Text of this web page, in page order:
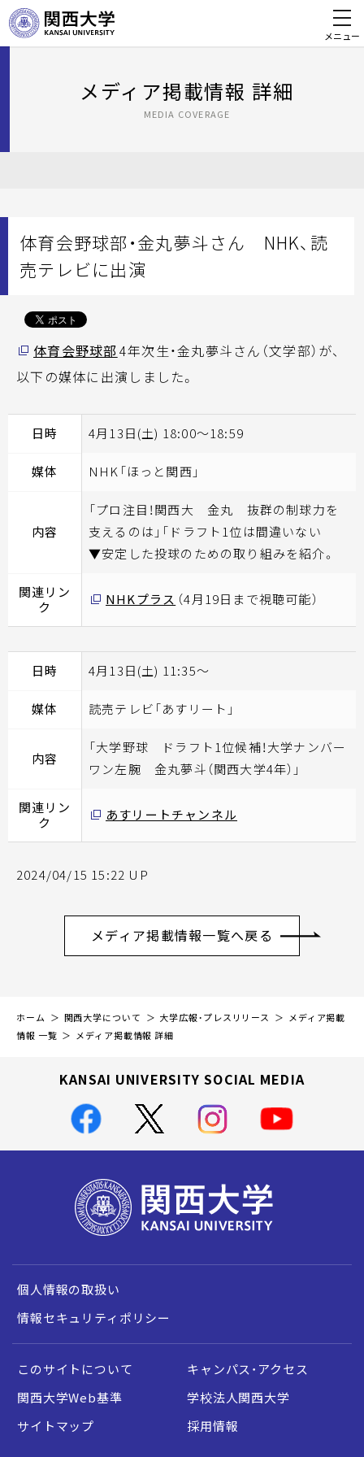
メニュー
メディア掲載情報 詳細
MEDIA COVERAGE
体育会野球部・金丸夢斗さん NHK、読
売テレビに出演
体育会野球部4年次生・金丸夢斗さん（文学部）が、
以下の媒体に出演しました。
日時 4月13日(土) 18:00～18:59
媒体 NHK「ほっと関西」
内容
「プロ注目！関西大 金丸 抜群の制球力を
支えるのは」「ドラフト1位は間違いない
▼安定した投球のための取り組みを紹介。
関連リン
ク
NHKプラス （4月19日まで視聴可能）
日時 4月13日(土) 11:35～
媒体 読売テレビ「あすリート」
内容
「大学野球 ドラフト1位候補！大学ナンバー
ワン左腕 金丸夢斗（関西大学4年）」
関連リン
ク
あすリートチャンネル
2024/04/15 15:22 UP
メディア掲載情報一覧へ戻る
ホーム 関西大学について 大学広報・プレスリリース
メディア掲載
情報 一覧
メディア掲載情報 詳細
KANSAI UNIVERSITY SOCIAL MEDIA
個人情報の取扱い
情報セキュリティポリシー
このサイトについて
キャンパス・アクセス
関西大学Web基準
学校法人関西大学
サイトマップ
採用情報